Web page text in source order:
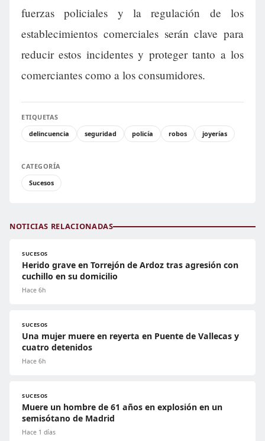
fuerzas policiales y la regulación de los
establecimientos comerciales serán clave para
reducir estos incidentes y proteger tanto a los
comerciantes como a los consumidores.
ETIQUETAS
delincuencia
seguridad policía robos joyerías
CATEGORÍA
Sucesos
NOTICIAS RELACIONADAS
SUCESOS
Herido grave en Torrejón de Ardoz tras agresión con
cuchillo en su domicilio
Hace 6h
SUCESOS
Una mujer muere en reyerta en Puente de Vallecas y
cuatro detenidos
Hace 6h
SUCESOS
Muere un hombre de 61 años en explosión en un
semisótano de Madrid
Hace 1 días